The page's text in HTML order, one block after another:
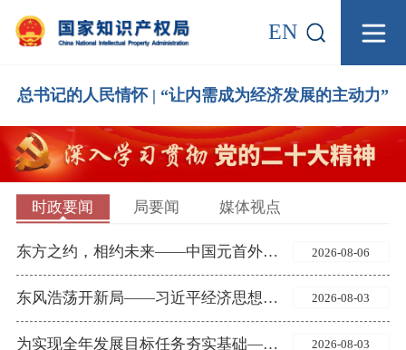
EN
总书记的人民情怀 | “让内需成为经济发展的主动力”
时政要闻 局要闻 媒体视点
东方之约，相约未来——中国元首外交的世界情怀与大国气派 2026-08-06
东风浩荡开新局——习近平经济思想指引中国经济高质量发展行稳致远 2026-08-03
为实现全年发展目标任务夯实基础——习近平总书记引领“十五五”开局之年中国经济破浪前行 2026-08-03